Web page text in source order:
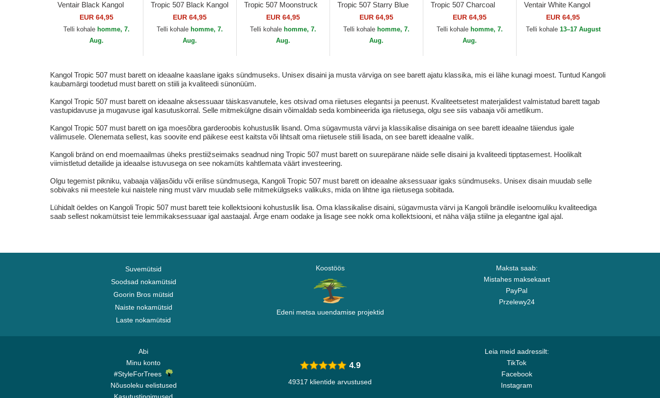
Ventair Black Kangol
EUR 64,95
Telli kohale homme, 7.
Aug.
Tropic 507 Black Kangol
EUR 64,95
Telli kohale homme, 7.
Aug.
Tropic 507 Moonstruck
EUR 64,95
Telli kohale homme, 7.
Aug.
Tropic 507 Starry Blue
EUR 64,95
Telli kohale homme, 7.
Aug.
Tropic 507 Charcoal
EUR 64,95
Telli kohale homme, 7.
Aug.
Ventair White Kangol
EUR 64,95
Telli kohale 13–17 August
Kangol Tropic 507 must barett on ideaalne kaaslane igaks sündmuseks. Unisex disaini ja musta värviga on see barett ajatu klassika, mis ei lähe kunagi moest. Tuntud Kangoli
kaubamärgi toodetud must barett on stiili ja kvaliteedi sünonüüm.
Kangol Tropic 507 must barett on ideaalne aksessuaar täiskasvanutele, kes otsivad oma riietuses elegantsi ja peenust. Kvaliteetsetest materjalidest valmistatud barett tagab
vastupidavuse ja mugavuse igal kasutuskorral. Selle mitmekülgne disain võimaldab seda kombineerida iga riietusega, olgu see siis vabaaja või ametlikum.
Kangol Tropic 507 must barett on iga moesõbra garderoobis kohustuslik lisand. Oma sügavmusta värvi ja klassikalise disainiga on see barett ideaalne täiendus igale
välimusele. Olenemata sellest, kas soovite end päikese eest kaitsta või lihtsalt oma riietusele stiili lisada, on see barett ideaalne valik.
Kangoli bränd on end moemaailmas üheks prestiižseimaks seadnud ning Tropic 507 must barett on suurepärane näide selle disaini ja kvaliteedi tipptasemest. Hoolikalt
viimistletud detailide ja ideaalse istuvusega on see nokamüts kahtlemata väärt investeering.
Olgu tegemist pikniku, vabaaja väljasõidu või erilise sündmusega, Kangoli Tropic 507 must barett on ideaalne aksessuaar igaks sündmuseks. Unisex disain muudab selle
sobivaks nii meestele kui naistele ning must värv muudab selle mitmekülgseks valikuks, mida on lihtne iga riietusega sobitada.
Lühidalt öeldes on Kangoli Tropic 507 must barett teie kollektsiooni kohustuslik lisa. Oma klassikalise disaini, sügavmusta värvi ja Kangoli brändile iseloomuliku kvaliteediga
saab sellest nokamütsist teie lemmikaksessuaar igal aastaajal. Ärge enam oodake ja lisage see nokk oma kollektsiooni, et näha välja stiilne ja elegantne igal ajal.
Suvemütsid
Soodsad nokamütsid
Goorin Bros mütsid
Naiste nokamütsid
Laste nokamütsid
Koostöös
Edeni metsa uuendamise projektid
Maksta saab:
Mistahes maksekaart
PayPal
Przelewy24
Abi
Minu konto
#StyleForTrees
Nõusoleku eelistused
Leia meid aadressilt:
TikTok
Facebook
Instagram
4.9
49317 klientide arvustused